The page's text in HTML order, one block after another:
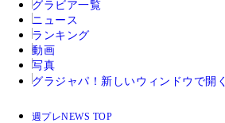
グラビア一覧
ニュース
ランキング
動画
写真
グラジャパ！ 新しいウィンドウで開く
週プレNEWS TOP